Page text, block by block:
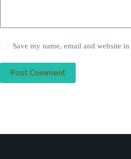
Save my name, email and website
Post Comment